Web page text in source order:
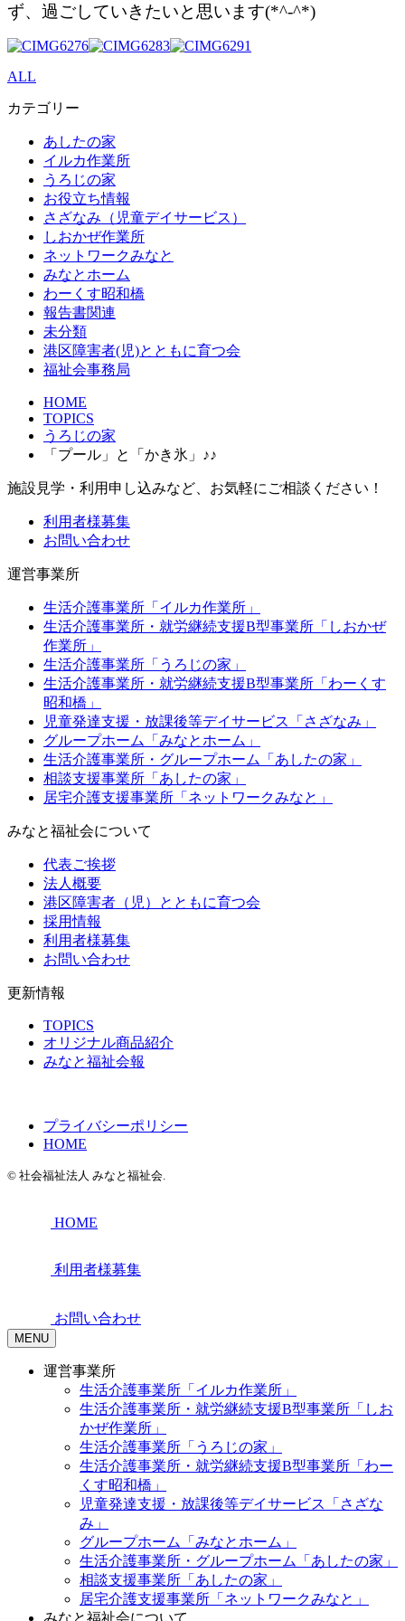
ず、過ごしていきたいと思います(*^-^*)
ALL
カテゴリー
あしたの家
イルカ作業所
うろじの家
お役立ち情報
さざなみ（児童デイサービス）
しおかぜ作業所
ネットワークみなと
みなとホーム
わーくす昭和橋
報告書関連
未分類
港区障害者(児)とともに育つ会
福祉会事務局
HOME
TOPICS
うろじの家
「プール」と「かき氷」♪♪
施設見学・利用申し込みなど、お気軽にご相談ください！
利用者様募集
お問い合わせ
運営事業所
生活介護事業所「イルカ作業所」
生活介護事業所・就労継続支援B型事業所「しおかぜ
作業所」
生活介護事業所「うろじの家」
生活介護事業所・就労継続支援B型事業所「わーくす
昭和橋」
児童発達支援・放課後等デイサービス「さざなみ」
グループホーム「みなとホーム」
生活介護事業所・グループホーム「あしたの家」
相談支援事業所「あしたの家」
居宅介護支援事業所「ネットワークみなと」
みなと福祉会について
代表ご挨拶
法人概要
港区障害者（児）とともに育つ会
採用情報
利用者様募集
お問い合わせ
更新情報
TOPICS
オリジナル商品紹介
みなと福祉会報
プライバシーポリシー
HOME
© 社会福祉法人 みなと福祉会.
HOME
利用者様募集
お問い合わせ
MENU
運営事業所
生活介護事業所「イルカ作業所」
生活介護事業所・就労継続支援B型事業所「しお
かぜ作業所」
生活介護事業所「うろじの家」
生活介護事業所・就労継続支援B型事業所「わー
くす昭和橋」
児童発達支援・放課後等デイサービス「さざな
み」
グループホーム「みなとホーム」
生活介護事業所・グループホーム「あしたの家」
相談支援事業所「あしたの家」
居宅介護支援事業所「ネットワークみなと」
みなと福祉会について